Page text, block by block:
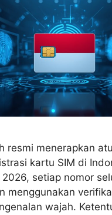
resmi menerapkan
kartu SIM di
2026, setiap nomor
menggunakan
wajah.